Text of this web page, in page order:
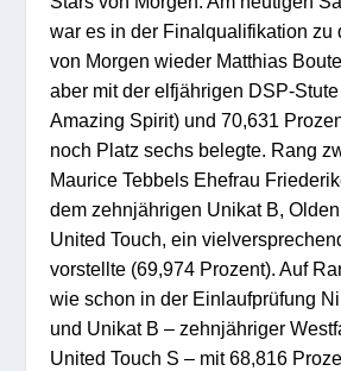
war es in der Finalqualifikation zu
von Morgen wieder Matthias
aber mit der elfjährigen DSP-
Amazing Spirit) und 70,631
noch Platz sechs belegte. Rang
Maurice Tebbels Ehefrau
dem zehnjährigen Unikat B,
United Touch, ein
vorstellte (69,974 Prozent). Auf
wie schon in der Einlaufprüfung
und Unikat B – zehnjähriger
United Touch S – mit 68,816